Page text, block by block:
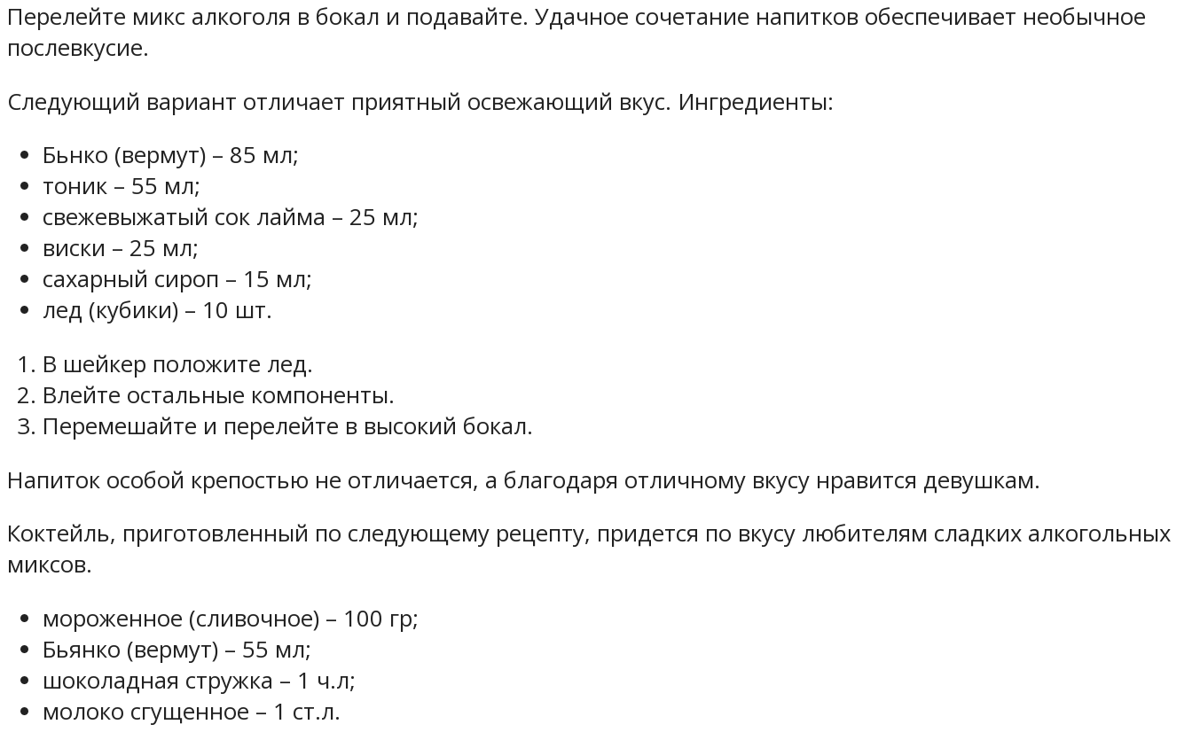
Перелейте микс алкоголя в бокал и подавайте. Удачное сочетание напитков обеспечивает необычное
послевкусие.
Следующий вариант отличает приятный освежающий вкус. Ингредиенты:
Бьнко (вермут) – 85 мл;
тоник – 55 мл;
свежевыжатый сок лайма – 25 мл;
виски – 25 мл;
сахарный сироп – 15 мл;
лед (кубики) – 10 шт.
В шейкер положите лед.
Влейте остальные компоненты.
Перемешайте и перелейте в высокий бокал.
Напиток особой крепостью не отличается, а благодаря отличному вкусу нравится девушкам.
Коктейль, приготовленный по следующему рецепту, придется по вкусу любителям сладких алкогольных
миксов.
мороженное (сливочное) – 100 гр;
Бьянко (вермут) – 55 мл;
шоколадная стружка – 1 ч.л;
молоко сгущенное – 1 ст.л.